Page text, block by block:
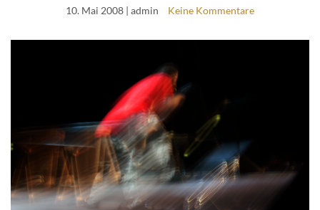
10. Mai 2008 | admin Keine Kommentare